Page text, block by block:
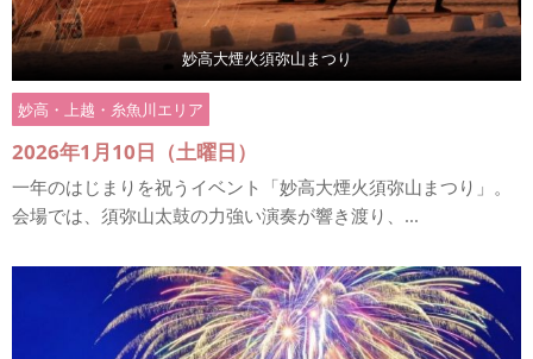
妙高大煙火須弥山まつり
妙高・上越・糸魚川エリア
2026年1月10日（土曜日）
一年のはじまりを祝うイベント「妙高大煙火須弥山まつり」。
会場では、須弥山太鼓の力強い演奏が響き渡り、...